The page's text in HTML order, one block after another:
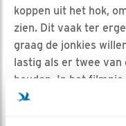
koppen uit het hok,
zien. Dit vaak ter
graag de jonkies
lastig als er twee van
houden. In het filmpje
hoe de ouders